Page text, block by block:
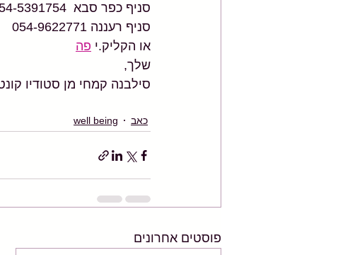
סניף כפר סבא  054-5391754
סניף רעננה 054-9622771
או הקליק.י פה
שלך,
סילבנה קמחי מן סטודיו
כאב
well being
פוסטים אחרונים